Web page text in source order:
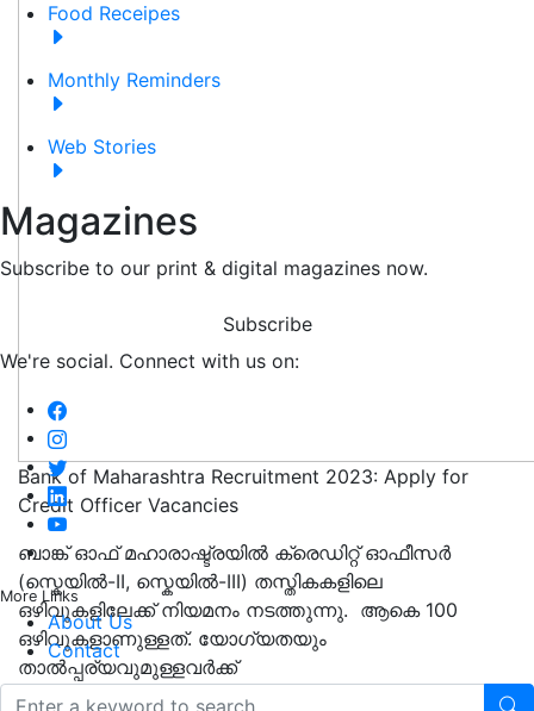
Food Receipes
Monthly Reminders
Web Stories
Magazines
Subscribe to our print & digital magazines now.
Subscribe
We're social. Connect with us on:
More Links
About Us
Contact
Bank of Maharashtra Recruitment 2023: Apply for
Credit Officer Vacancies
ബാങ്ക് ഓഫ് മഹാരാഷ്ട്രയിൽ ക്രെഡിറ്റ് ഓഫീസർ
(സ്കെയിൽ-II, സ്കെയിൽ-III) തസ്തികകളിലെ
ഒഴിവുകളിലേക്ക് നിയമനം നടത്തുന്നു. ആകെ 100
ഒഴിവുകളാണുള്ളത്. യോഗ്യതയും
താൽപ്പര്യവുമുള്ളവർക്ക്
https://bankofmaharashtra.in/current-openings